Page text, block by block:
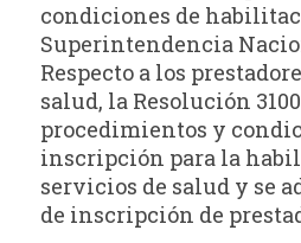
condiciones de
Superintendencia
Respecto a los
salud, la Resolución
procedimientos y
inscripción para la
servicios de salud y se
de inscripción de